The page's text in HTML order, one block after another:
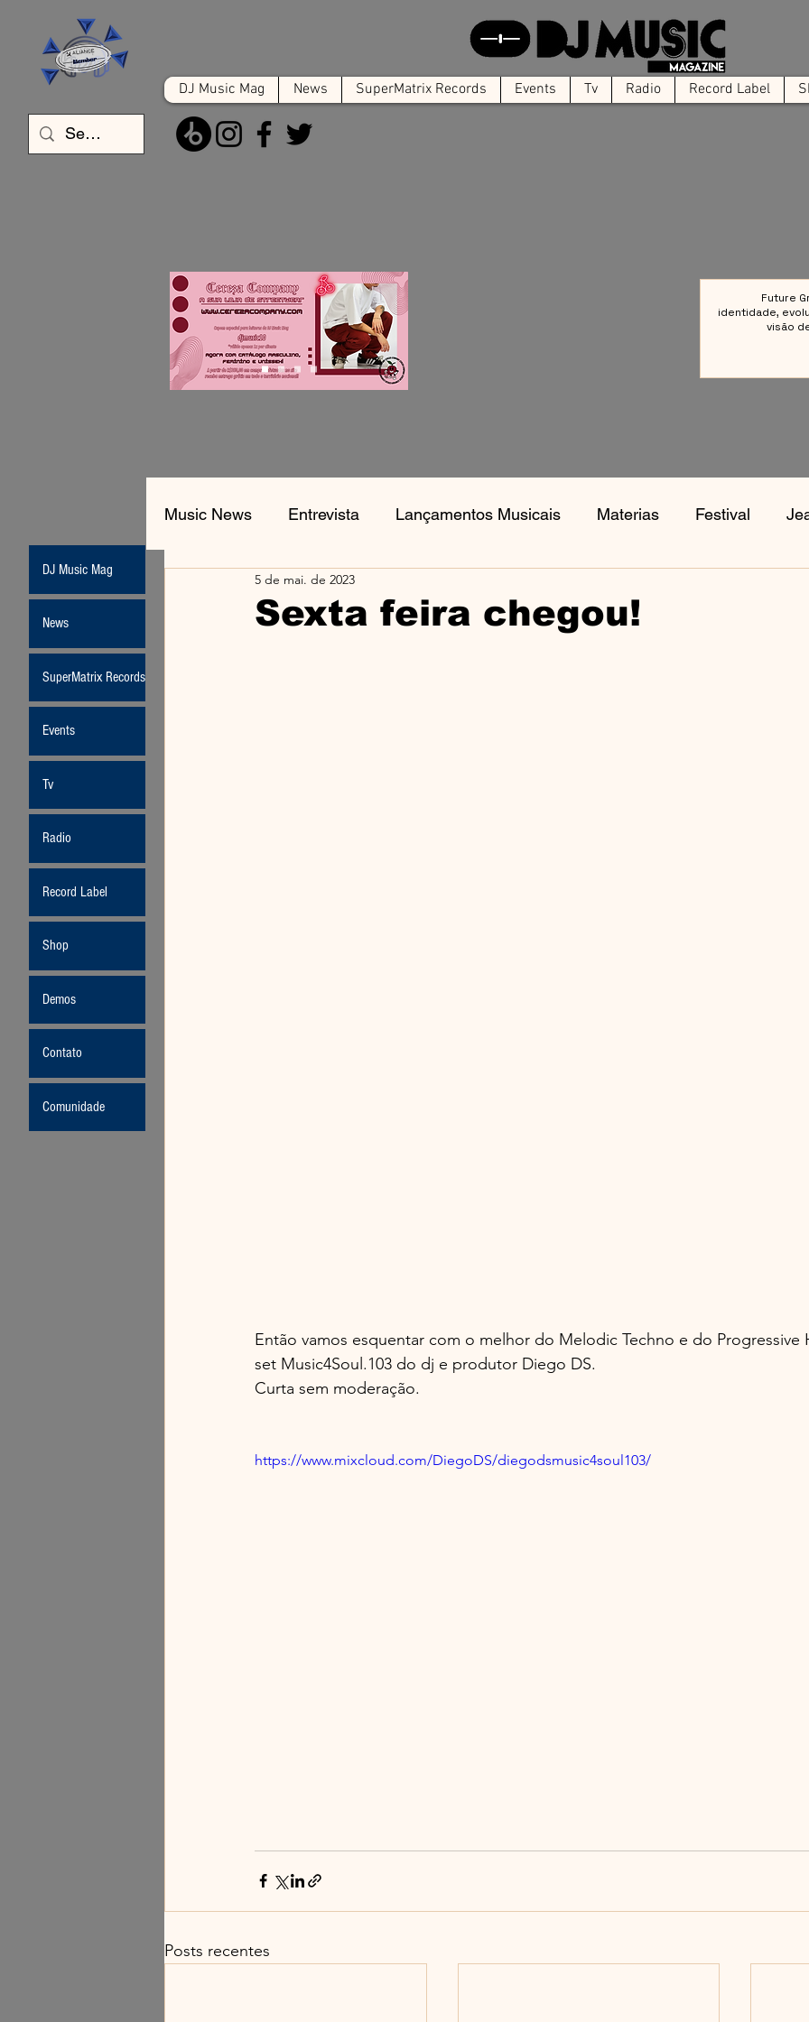
DJ Music Mag News SuperMatrix Records Events Tv Radio Record Label
Music News Entrevista Lançamentos Musicais Materias Festival
Jean-Michel Jarre
Sexta feira chegou!
5 de mai. de 2023
Então vamos esquentar com o melhor do Melodic Techno e do Progressive
set Music4Soul.103 do dj e produtor Diego DS.
Curta sem moderação.
https://www.mixcloud.com/DiegoDS/diegodsmusic4soul103/
Posts recentes
DJ Music Mag
News
SuperMatrix Records
Events
Tv
Radio
Record Label
Shop
Demos
Contato
Comunidade
Future
identidade,
visão